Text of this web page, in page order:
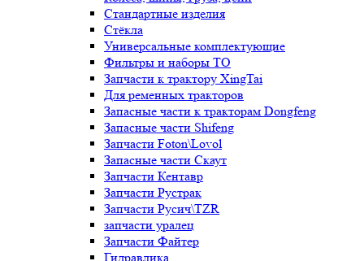
Стандартные изделия
Стёкла
Универсальные комплектующие
Фильтры и наборы ТО
Запчасти к трактору XingTai
Для ременных тракторов
Запасные части к тракторам Dongfeng
Запасные части Shifeng
Запчасти Foton\Lovol
Запасные части Скаут
Запчасти Кентавр
Запчасти Рустрак
Запчасти Русич\TZR
запчасти уралец
Запчасти Файтер
Гидравлика